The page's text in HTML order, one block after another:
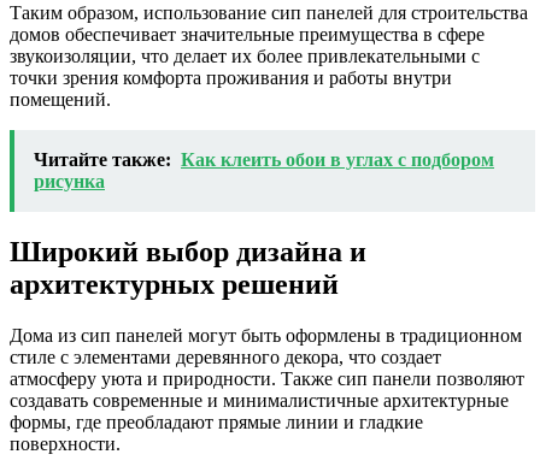
Таким образом, использование сип панелей для строительства
домов обеспечивает значительные преимущества в сфере
звукоизоляции, что делает их более привлекательными с
точки зрения комфорта проживания и работы внутри
помещений.
Читайте также: Как клеить обои в углах с подбором
рисунка
Широкий выбор дизайна и
архитектурных решений
Дома из сип панелей могут быть оформлены в традиционном
стиле с элементами деревянного декора, что создает
атмосферу уюта и природности. Также сип панели позволяют
создавать современные и минималистичные архитектурные
формы, где преобладают прямые линии и гладкие
поверхности.